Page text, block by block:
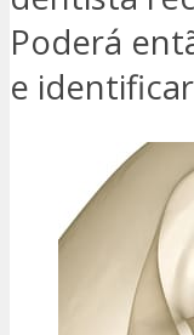
Poderá
e